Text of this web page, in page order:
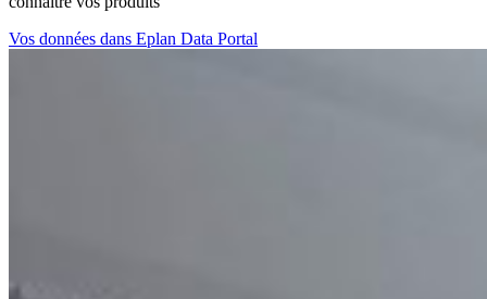
Vos données dans Eplan Data Portal